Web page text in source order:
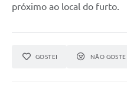
próximo ao local do furto.
GOSTEI NÃO GOSTEI